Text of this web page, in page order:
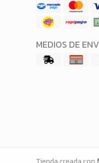
MEDIOS DE
Tienda creada con